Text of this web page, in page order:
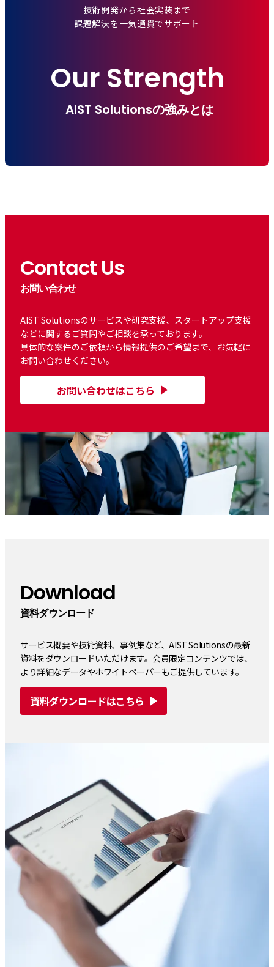
技術開発から社会実装まで
課題解決を一気通貫でサポート
Our Strength
AIST Solutionsの強みとは
Contact Us
お問い合わせ
AIST Solutionsのサービスや研究支援、スタートアップ支援
などに関するご質問やご相談を承っております。
具体的な案件のご依頼から情報提供のご希望まで、お気軽に
お問い合わせください。
お問い合わせはこちら
Download
資料ダウンロード
サービス概要や技術資料、事例集など、AIST Solutionsの最新
資料をダウンロードいただけます。会員限定コンテンツでは、
より詳細なデータやホワイトペーパーもご提供しています。
資料ダウンロードはこちら